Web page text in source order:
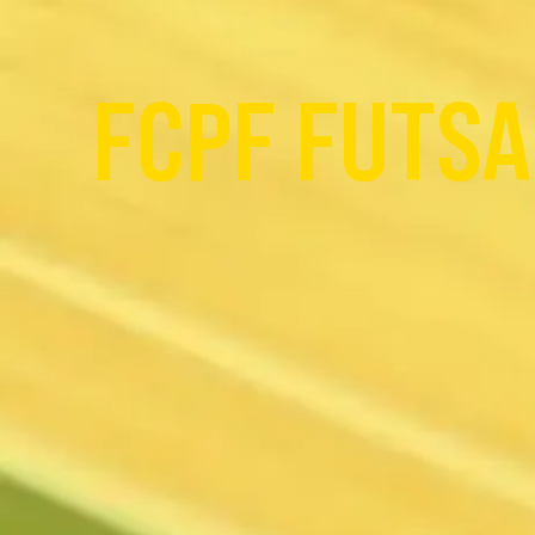
FCPF